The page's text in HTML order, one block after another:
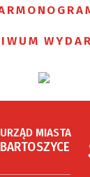
URZĄD MIASTA
BARTOSZYCE